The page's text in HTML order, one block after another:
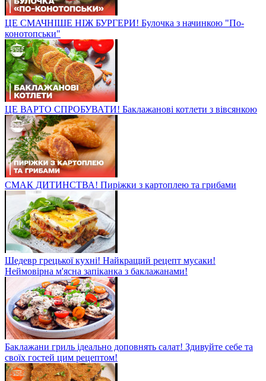
ЦЕ СМАЧНІШЕ НІЖ БУРГЕРИ! Булочка з начинкою "По-
конотопськи"
ЦЕ ВАРТО СПРОБУВАТИ! Баклажанові котлети з вівсянкою
СМАК ДИТИНСТВА! Пиріжки з картоплею та грибами
Шедевр грецької кухні! Найкращий рецепт мусаки!
Неймовірна м'ясна запіканка з баклажанами!
Баклажани гриль ідеально доповнять салат! Здивуйте себе та
своїх гостей цим рецептом!